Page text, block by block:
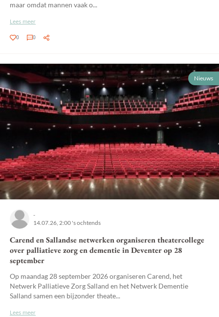
maar omdat mannen vaak o...
Lees meer
0 0
Nieuws
-
14.07.26, 2:00 's ochtends
Carend en Sallandse netwerken organiseren theatercollege
over palliatieve zorg en dementie in Deventer op 28
september
Op maandag 28 september 2026 organiseren Carend, het
Netwerk Palliatieve Zorg Salland en het Netwerk Dementie
Salland samen een bijzonder theate...
Lees meer